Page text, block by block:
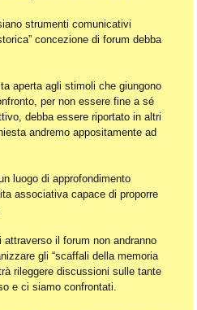
strumenti comunicativi
concezione di forum debba
aperta agli stimoli che giungono
per non essere fine a sé
debba essere riportato in altri
andremo appositamente ad
luogo di approfondimento
associativa capace di proporre
il forum non andranno
gli “scaffali della memoria
rileggere discussioni sulle tante
e ci siamo confrontati.